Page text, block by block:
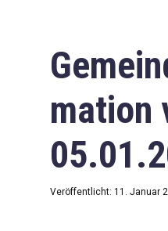
mation
Veröffentlicht: 11. Januar